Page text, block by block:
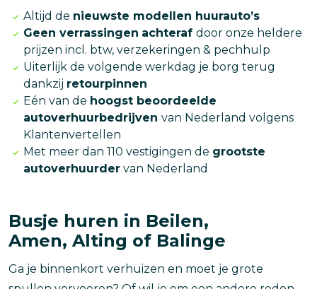
Altijd de nieuwste modellen huurauto’s
Geen verrassingen achteraf door onze heldere
prijzen incl. btw, verzekeringen & pechhulp
Uiterlijk de volgende werkdag je borg terug
dankzij retourpinnen
Eén van de hoogst beoordeelde
autoverhuurbedrijven van Nederland volgens
Klantenvertellen
Met meer dan 110 vestigingen de grootste
autoverhuurdervan Nederland
Busje huren in Beilen,
Amen, Alting of Balinge
Ga je binnenkort verhuizen en moet je grote